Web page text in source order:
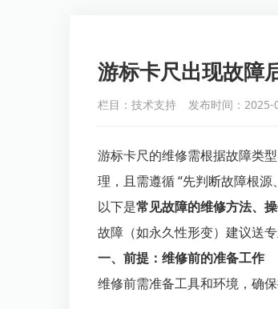
游标卡尺出现故障
栏目：技术支持 发布时间：2025-
游标卡尺的维修需根据故障类
理，且需遵循 “先判断故障根源
以下是常见故障的维修方法、
故障（如永久性形变）建议送专
一、前提：维修前的准备工作
维修前需准备工具和环境，确